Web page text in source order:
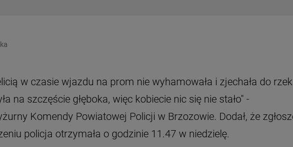
w czasie wjazdu na prom nie wyhamowała i zjechała do
na szczęście głęboka, więc kobiecie nic się nie stało" -
Komendy Powiatowej Policji w Brzozowie. Dodał, że
policja otrzymała o godzinie 11.47 w niedzielę.